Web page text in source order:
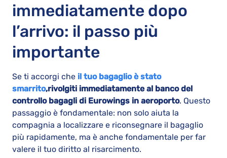
immediatamente dopo
l’arrivo: il passo più
importante
Se ti accorgi che il tuo bagaglio è stato
smarrito,rivolgiti immediatamente al banco del
controllo bagagli di Eurowings in aeroporto. Questo
passaggio è fondamentale: non solo aiuta la
compagnia a localizzare e riconsegnare il bagaglio
più rapidamente, ma è anche fondamentale per far
valere il tuo diritto al risarcimento.